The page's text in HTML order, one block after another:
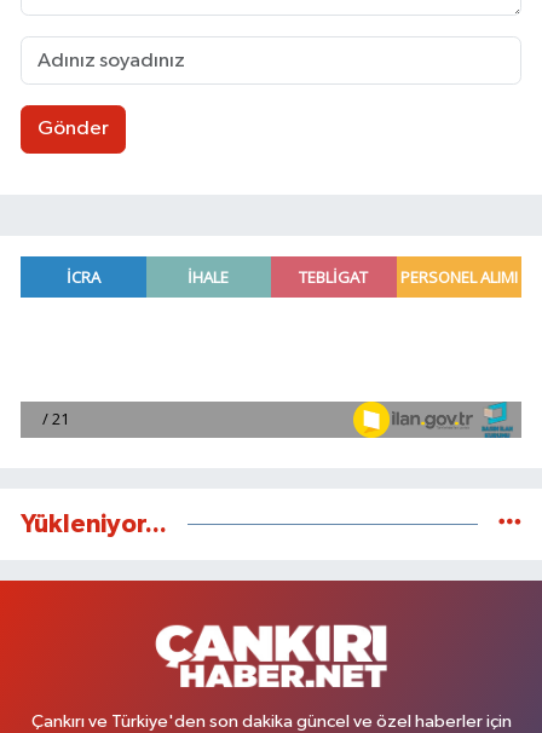
Gönder
Yükleniyor...
Çankırı ve Türkiye'den son dakika güncel ve özel haberler için